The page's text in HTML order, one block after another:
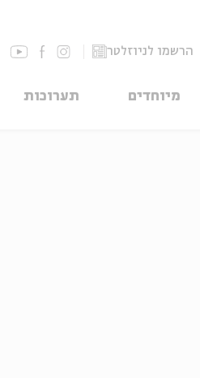
הרשמו לניוזלטר
מיוחדים תערוכות